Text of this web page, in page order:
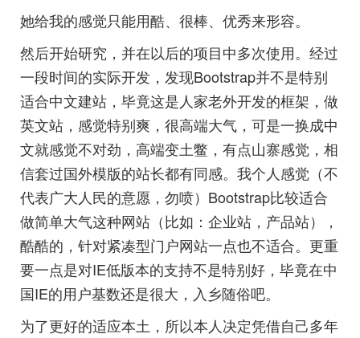
她给我的感觉只能用酷、很棒、优秀来形容。
然后开始研究，并在以后的项目中多次使用。经过
一段时间的实际开发，发现Bootstrap并不是特别
适合中文建站，毕竟这是人家老外开发的框架，做
英文站，感觉特别爽，很高端大气，可是一换成中
文就感觉不对劲，高端变土鳖，有点山寨感觉，相
信套过国外模版的站长都有同感。我个人感觉（不
代表广大人民的意愿，勿喷）Bootstrap比较适合
做简单大气这种网站（比如：企业站，产品站），
酷酷的，针对紧凑型门户网站一点也不适合。更重
要一点是对IE低版本的支持不是特别好，毕竟在中
国IE的用户基数还是很大，入乡随俗吧。
为了更好的适应本土，所以本人决定凭借自己多年